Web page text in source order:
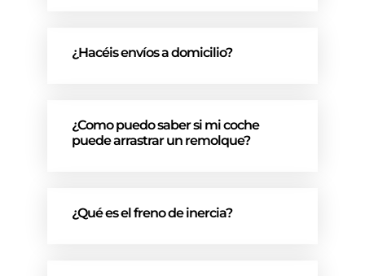
¿Hacéis envíos a domicilio?
¿Como puedo saber si mi coche
puede arrastrar un remolque?
¿Qué es el freno de inercia?